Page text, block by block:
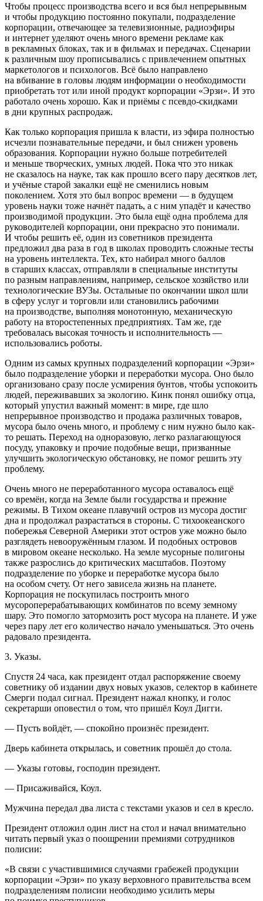
Чтобы процесс производства всего и вся был непрерывным
и чтобы продукцию постоянно покупали, подразделение
корпорации, отвечающее за телевизионные, радиоэфиры
и интернет уделяют очень много времени рекламе как
в рекламных блоках, так и в фильмах и передачах. Сценарии
к различным шоу прописывались с привлечением опытных
маркетологов и психологов. Всё было направлено
на вбивание в головы людям информации о необходимости
приобретать тот или иной продукт корпорации «Эрзи». И это
работало очень хорошо. Как и приёмы с псевдо-скидками
в дни крупных распродаж.
Как только корпорация пришла к власти, из эфира полностью
исчезли познавательные передачи, и был снижен уровень
образования. Корпорации нужно больше потребителей
и меньше творческих, умных людей. Пока что это никак
не сказалось на науке, так как прошло всего пару десятков лет,
и учёные старой закалки ещё не сменились новым
поколением. Хотя это был вопрос времени — в будущем
уровень науки тоже начнёт падать, а с ним упадёт и качество
производимой продукции. Это была ещё одна проблема для
руководителей корпорации, они прекрасно это понимали.
И чтобы решить её, один из советников президента
предложил два раза в год в школах проводить сложные тесты
на уровень интеллекта. Тех, кто набирал много баллов
в старших классах, отправляли в специальные институты
по разным направлениям, например, сельское хозяйство или
технологические ВУЗы. Остальные по окончании школ шли
в сферу услуг и торговли или становились рабочими
на производстве, выполняя монотонную, механическую
работу на второстепенных предприятиях. Там же, где
требовалась высокая точность и исполнительность —
использовались роботы.
Одним из самых крупных подразделений корпорации «Эрзи»
было подразделение уборки и переработки мусора. Оно было
организовано сразу после усмирения бунтов, чтобы успокоить
людей, переживавших за экологию. Кинк понял ошибку отца,
который упустил важный момент: в мире, где шло
непрерывное производство и продажа различных товаров,
мусора было очень много, и проблему с ним нужно было как-
то решать. Переход на одноразовую, легко разлагающуюся
посуду, упаковку и прочие подобные вещи, призванные
улучшить экологическую обстановку, не помог решить эту
проблему.
Очень много не переработанного мусора оставалось ещё
со времён, когда на Земле были государства и прежние
режимы. В Тихом океане плавучий остров из мусора достиг
дна и продолжал разрастаться в стороны. С тихоокеанского
побережья Северной Америки этот остров уже можно было
разглядеть невооружённым глазом. И подобных островов
в мировом океане несколько. На земле мусорные полигоны
также разрослись до критических масштабов. Поэтому
подразделение по уборке и переработке мусора было
на особом счету. От него зависела жизнь на планете.
Корпорация не поскупилась построить много
мусороперерабатывающих комбинатов по всему земному
шару. Это помогло затормозить рост мусора на планете. И уже
через пару лет его количество начало уменьшаться. Это очень
радовало президента.
3. Указы.
Спустя 24 часа, как президент отдал распоряжение своему
советнику об издании двух новых указов, селектор в кабинете
Смерги подал сигнал. Президент нажал кнопку, и голос
секретарши оповестил о том, что пришёл Коул Дигги.
— Пусть войдёт, — спокойно произнёс президент.
Дверь кабинета открылась, и советник прошёл до стола.
— Указы готовы, господин президент.
— Присаживайся, Коул.
Мужчина передал два листа с текстами указов и сел в кресло.
Президент отложил один лист на стол и начал внимательно
читать первый указ о поощрении премиями сотрудников
полисии:
«В связи с участившимися случаями грабежей продукции
корпорации «Эрзи» по указу верховного правительства всем
подразделениям полисии необходимо усилить меры